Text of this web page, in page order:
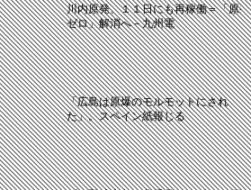
川内原発、１１日にも再稼働＝「原発
ゼロ」解消へ－九州電
「広島は原爆のモルモットにされ
た」。スペイン紙報じる